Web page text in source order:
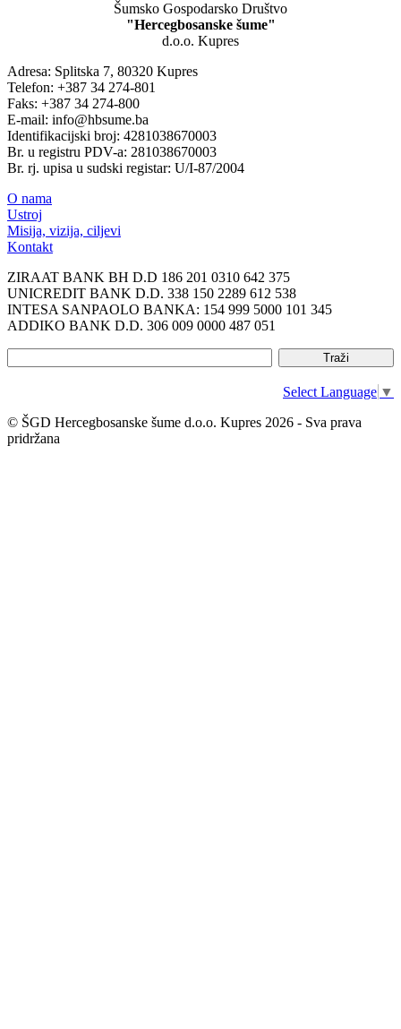
Šumsko Gospodarsko Društvo
"Hercegbosanske šume"
d.o.o. Kupres
Adresa: Splitska 7, 80320 Kupres
Telefon: +387 34 274-801
Faks: +387 34 274-800
E-mail: info@hbsume.ba
Identifikacijski broj: 4281038670003
Br. u registru PDV-a: 281038670003
Br. rj. upisa u sudski registar: U/I-87/2004
O nama
Ustroj
Misija, vizija, ciljevi
Kontakt
ZIRAAT BANK BH D.D 186 201 0310 642 375
UNICREDIT BANK D.D. 338 150 2289 612 538
INTESA SANPAOLO BANKA: 154 999 5000 101 345
ADDIKO BANK D.D. 306 009 0000 487 051
Select Language ▼
© ŠGD Hercegbosanske šume d.o.o. Kupres 2026 - Sva prava
pridržana